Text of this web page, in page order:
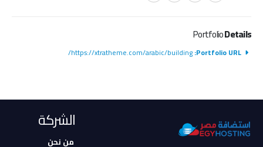
PortfolioDetails
Portfolio URL:
https://xtratheme.com/arabic/building/
الشركة
من نحن